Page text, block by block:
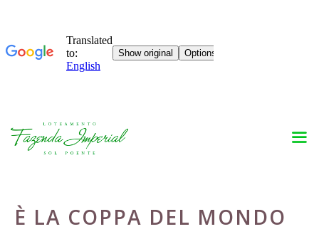
Skip
È LA COPPA DEL MONDO